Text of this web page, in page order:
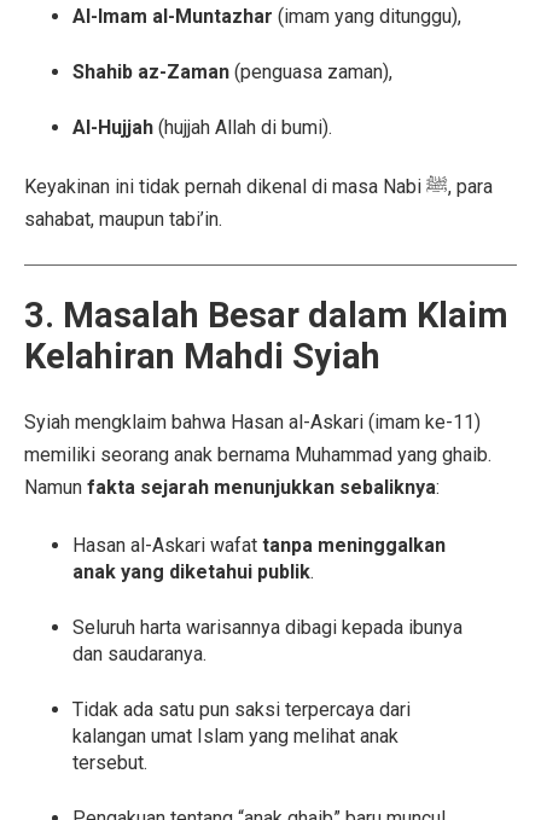
Al-Imam al-Muntazhar (imam yang ditunggu),
Shahib az-Zaman (penguasa zaman),
Al-Hujjah (hujjah Allah di bumi).
Keyakinan ini tidak pernah dikenal di masa Nabi ﷺ, para
sahabat, maupun tabi’in.
3. Masalah Besar dalam Klaim
Kelahiran Mahdi Syiah
Syiah mengklaim bahwa Hasan al-Askari (imam ke-11)
memiliki seorang anak bernama Muhammad yang ghaib.
Namun fakta sejarah menunjukkan sebaliknya:
Hasan al-Askari wafat tanpa meninggalkan
anak yang diketahui publik.
Seluruh harta warisannya dibagi kepada ibunya
dan saudaranya.
Tidak ada satu pun saksi terpercaya dari
kalangan umat Islam yang melihat anak
tersebut.